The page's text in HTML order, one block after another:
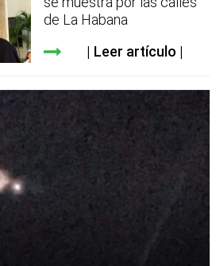
de La Habana
Leer artículo